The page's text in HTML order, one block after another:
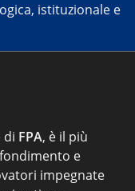
istituzionale e
di FPA, è il più
e
impegnate